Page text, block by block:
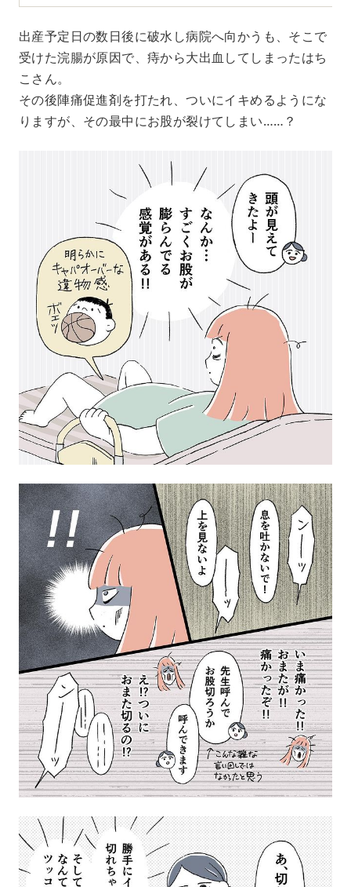
出産予定日の数日後に破水し病院へ向かうも、そこで
受けた浣腸が原因で、痔から大出血してしまったはち
こさん。
その後陣痛促進剤を打たれ、ついにイキめるようにな
りますが、その最中にお股が裂けてしまい……？